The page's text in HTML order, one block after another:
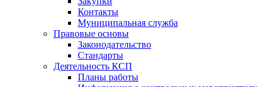
Контакты
Муниципальная служба
Правовые основы
Законодательство
Стандарты
Деятельность КСП
Планы работы